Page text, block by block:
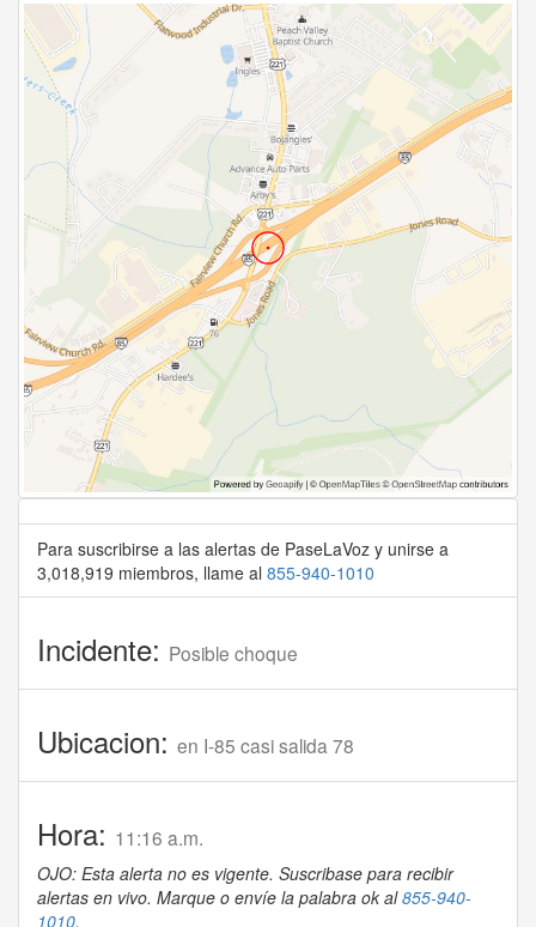
Para suscribirse a las alertas de PaseLaVoz y unirse a
3,018,919 miembros, llame al 855-940-1010
Incidente: Posible choque
Ubicacion: en I-85 casi salida 78
Hora: 11:16 a.m.
OJO: Esta alerta no es vigente. Suscribase para recibir
alertas en vivo. Marque o envíe la palabra ok al855-940-
1010.